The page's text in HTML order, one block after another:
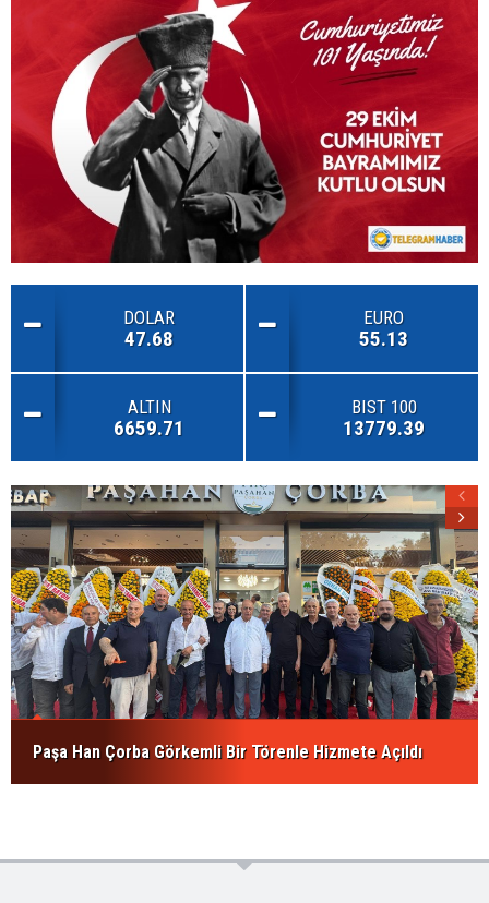
DOLAR
47.68
EURO
55.13
ALTIN
6659.71
BIST 100
13779.39
Paşa Han Çorba Görkemli Bir Törenle Hizmete Açıldı